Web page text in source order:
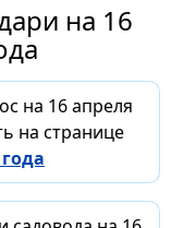
на 16
на 16 апреля
на странице